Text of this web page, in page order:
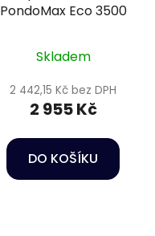
PondoMax Eco 3500
Skladem
2 442,15 Kč bez DPH
2 955 Kč
DO KOŠÍKU